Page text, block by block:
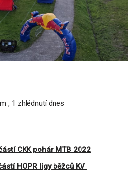
, 1 zhlédnutí dnes
CKK pohár MTB 2022
HOPR ligy běžců KV